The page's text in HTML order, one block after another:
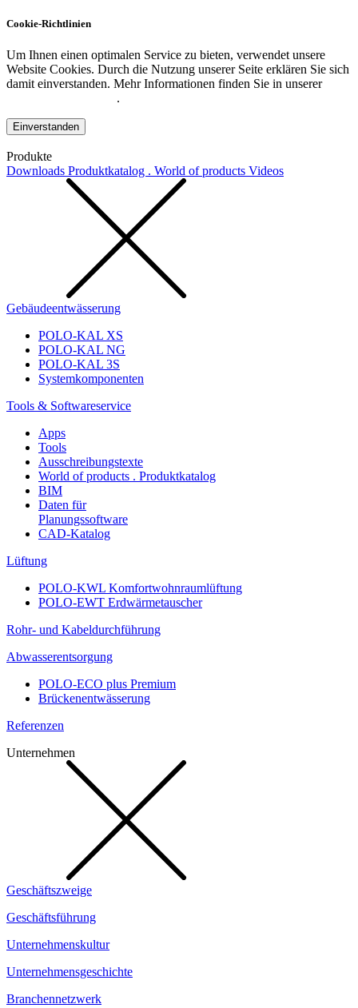
Cookie-Richtlinien
Um Ihnen einen optimalen Service zu bieten, verwendet unsere
Website Cookies. Durch die Nutzung unserer Seite erklären Sie sich
damit einverstanden. Mehr Informationen finden Sie in unserer
.
Einverstanden
Produkte
Downloads Produktkatalog . World of products Videos
Gebäudeentwässerung
POLO-KAL XS
POLO-KAL NG
POLO-KAL 3S
Systemkomponenten
Tools & Softwareservice
Apps
Tools
Ausschreibungstexte
World of products . Produktkatalog
BIM
Daten für
Planungssoftware
CAD-Katalog
Lüftung
POLO-KWL Komfortwohnraumlüftung
POLO-EWT Erdwärmetauscher
Rohr- und Kabeldurchführung
Abwasserentsorgung
POLO-ECO plus Premium
Brückenentwässerung
Referenzen
Unternehmen
Geschäftszweige
Geschäftsführung
Unternehmenskultur
Unternehmensgeschichte
Branchennetzwerk